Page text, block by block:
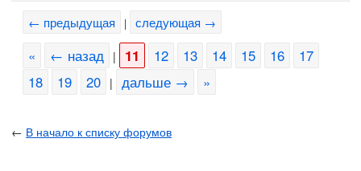
← предыдущая | следующая →
« ← назад | 11 12 13 14 15 16
17
18
19 20 | дальше → »
← В начало к списку форумов